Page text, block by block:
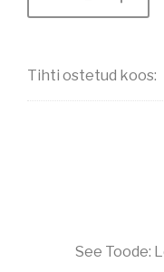
Tihti ostetud koos:
See Toode: